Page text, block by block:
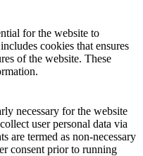
for the website to
cookies that ensures
of the website. These
necessary for the website
user personal data via
are termed as non-necessary
consent prior to running